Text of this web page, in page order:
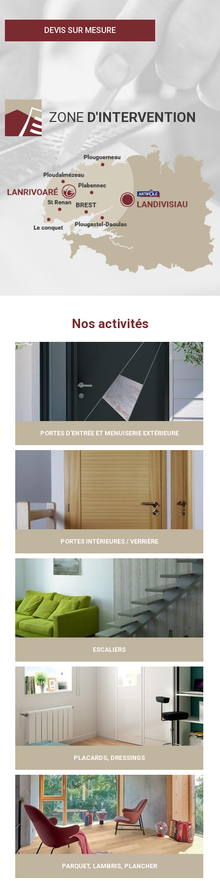
DEVIS SUR MESURE
ZONE D'INTERVENTION
Nos activités
PORTES D'ENTRÉE ET MENUISERIE EXTÉRIEURE
PORTES INTÉRIEURES / VERRIÈRE
ESCALIERS
PLACARDS, DRESSINGS
PARQUET, LAMBRIS, PLANCHER